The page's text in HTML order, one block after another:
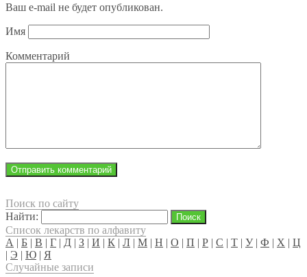
Ваш e-mail не будет опубликован.
Имя
Комментарий
Поиск по сайту
Найти:
Список лекарств по алфавиту
А | Б | В | Г | Д | З | И | К | Л | М | Н | О | П | Р | С | Т | У| Ф | Х | Ц
| Э | Ю | Я
Случайные записи